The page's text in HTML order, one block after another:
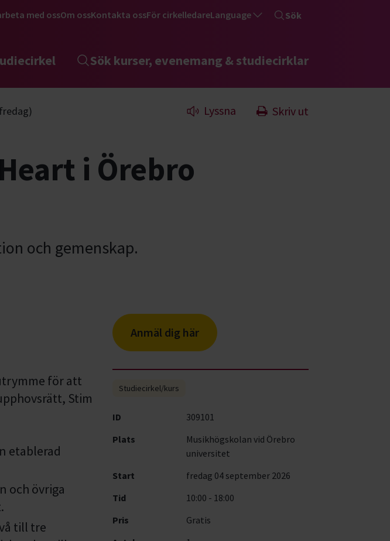
med ossOm ossKontakta ossFör cirkelledareLanguage Sök
Sök kurser, evenemang & studiecirklar
Lyssna Skriv ut
i Örebro
och gemenskap.
för att
Stim
etablerad
och övriga
till tre
Anmäl dig här
Studiecirkel/kurs
ID
309101
Plats
Musikhögskolan vid Örebro
universitet
Start
fredag 04 september 2026
Tid
10:00 - 18:00
Pris
Gratis